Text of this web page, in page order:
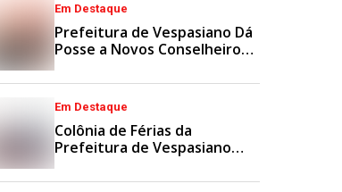
Em Destaque
Prefeitura de Vespasiano Dá
Posse a Novos Conselheiros
Em Destaque
Colônia de Férias da
Prefeitura de Vespasiano
Esporte e Lazer